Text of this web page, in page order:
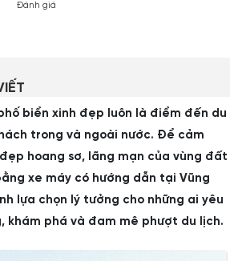
Đánh giá
biển xinh đẹp luôn là điểm đến du
trong và ngoài nước. Để cảm
hoang sơ, lãng mạn của vùng đất
xe máy có hướng dẫn tại Vũng
lựa chọn lý tưởng cho những ai yêu
khám phá và đam mê phượt du lịch.